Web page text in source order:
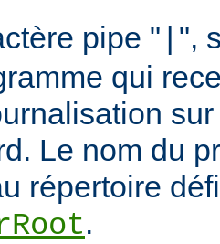
pipe " ",
qui
Le nom du
répertoire
.